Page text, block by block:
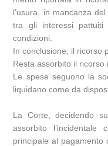
l’usura, in mancanza
tra gli interessi
condizioni.
In conclusione, il ricorso
Resta assorbito il ricorso
Le spese seguono la
liquidano come da
La Corte, decidendo
assorbito l’incidentale
principale al pagamento